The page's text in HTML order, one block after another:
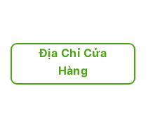
Địa Chỉ Cửa
Hàng